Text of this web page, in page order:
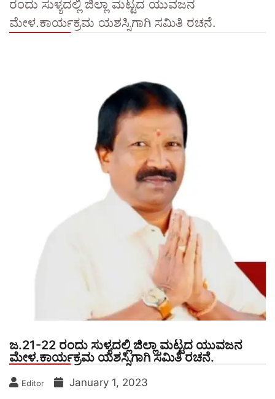
ರಂದು‌ ಸುಳ್ಯದಲ್ಲಿ ಜಿಲ್ಲಾ ಮಟ್ಟದ ಯುವಜನ
ಮೇಳ.ಕಾರ್ಯಕ್ರಮ ಯಶಸ್ಸಿಗಾಗಿ ಸಮಿತಿ ರಚನೆ.
ಜ.21-22 ರಂದು‌ ಸುಳ್ಯದಲ್ಲಿ ಜಿಲ್ಲಾ ಮಟ್ಟದ ಯುವಜನ
ಮೇಳ.ಕಾರ್ಯಕ್ರಮ ಯಶಸ್ಸಿಗಾಗಿ ಸಮಿತಿ ರಚನೆ.
Editor January 1, 2023